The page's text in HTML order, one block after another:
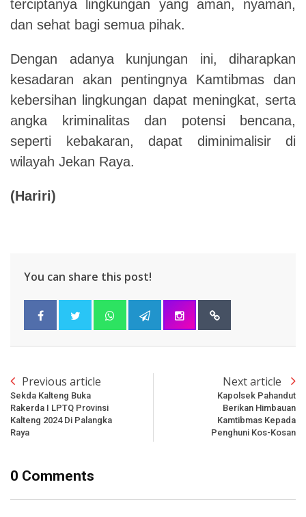
terciptanya lingkungan yang aman, nyaman,
dan sehat bagi semua pihak.
Dengan adanya kunjungan ini, diharapkan
kesadaran akan pentingnya Kamtibmas dan
kebersihan lingkungan dapat meningkat, serta
angka kriminalitas dan potensi bencana,
seperti kebakaran, dapat diminimalisir di
wilayah Jekan Raya.
(Hariri)
You can share this post!
Previous article
Sekda Kalteng Buka
Rakerda I LPTQ Provinsi
Kalteng 2024 Di Palangka
Raya
Next article
Kapolsek Pahandut
Berikan Himbauan
Kamtibmas Kepada
Penghuni Kos-Kosan
0 Comments